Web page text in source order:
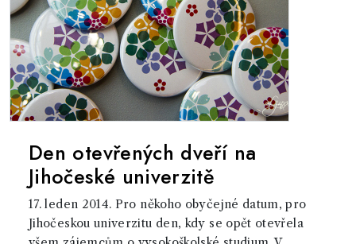
Den otevřených dveří na
Jihočeské univerzitě
17. leden 2014. Pro někoho obyčejné datum, pro
Jihočeskou univerzitu den, kdy se opět otevřela